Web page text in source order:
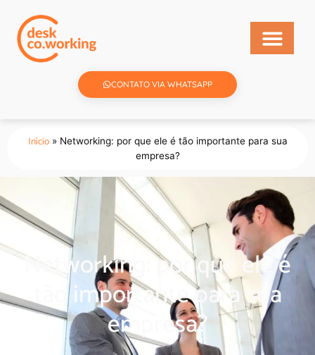
CONTATO VIA WHATSAPP
Início» Networking: por que ele é tão importante para sua
empresa?
Networking: por que ele é
tão importante para sua
empresa?